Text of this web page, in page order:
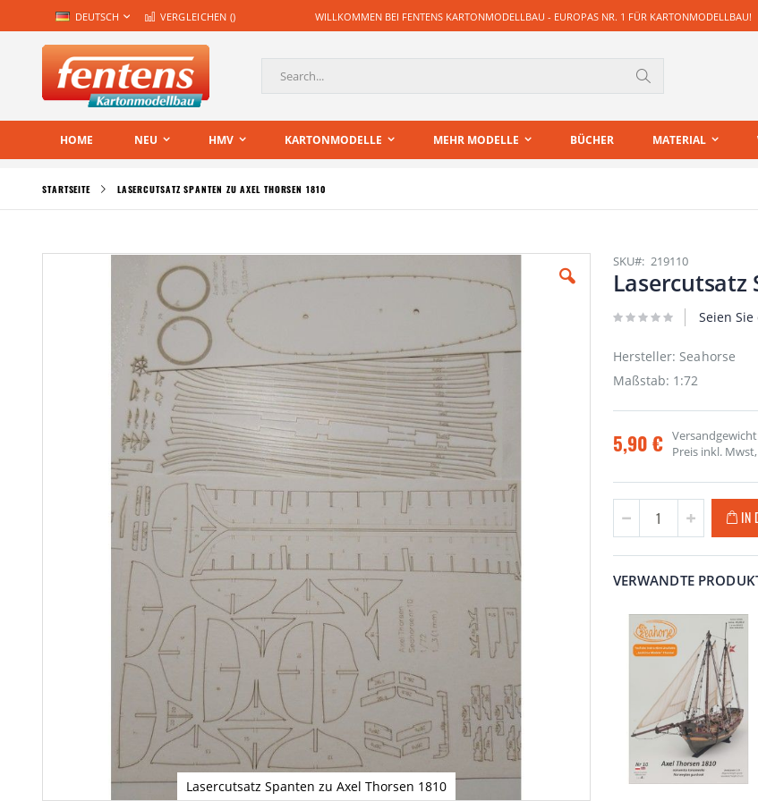
Zum
Inhalt
springen
SPRACHEDEUTSCH WILLKOMMEN BEI FENTENS KARTONMODELLBAU - EUROPAS NR. 1 FÜR KARTONMODELLBAU!
VERGLEICHEN ()
HOME NEU HMV KARTONMODELLE MEHR MODELLE BÜCHER MATERIAL
STARTSEITE LASERCUTSATZ SPANTEN ZU AXEL THORSEN 1810
Lasercutsatz Spanten zu Axel Thorsen 1810
SKU 219110
Lasercutsatz
Seien
Hersteller: Seahorse
Maßstab: 1:72
5,90 €
Preis inkl.
IN
VERWANDTE